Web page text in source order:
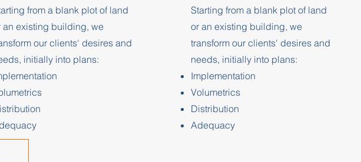
from a blank plot of land
an existing building, we
our clients' desires and
initially into plans:
Starting from a blank plot of land
or an existing building, we
transform our clients' desires and
needs, initially into plans:
Implementation
Volumetrics
Distribution
Adequacy